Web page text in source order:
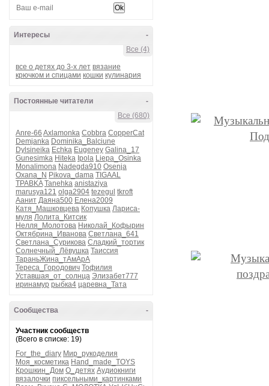
-
Интересы
Все (4)
все о детях до 3-х лет вязание
крючком и спицами кошки кулинария
-
Постоянные читатели
Все (680)
Anre-66 Axlamonka Cobbra CopperCat
Demjanka Dominika_Balciune
Dylsineika Echka Eugeney Galina_17
Gunesimka Hiteka Ipola Liepa_Osinka
Monalimona Nadegda910 Osenja
Oxana_N Pikova_dama TIGAAL
TPABKA Tanehka anistaziya
marusya121 olga2904 tezegul tkroft
Аанит Даяна500 Елена2009
Катя_Машковцева Копушка Лариса-
муля Лолита_Китсик
Нелля_Молотова Николай_Кофырин
Октябрина_Иванова Светлана_641
Светлана_Сурикова Сладкий_тортик
Солнечный_Лёвушка Таиссия
ТараньЖина_тАмАрА
Тереса_Городович Тофилия
Уставшая_от_солнца Элизабет777
иринамур рыбка4 царевна_Тата
-
Сообщества
Участник сообществ
(Всего в списке: 19)
For_the_diary Мир_рукоделия
Моя_косметика Hand_made_TOYS
Крошкин_Дом О_детях Аудиокниги
вязалочки пиксельными_картинками